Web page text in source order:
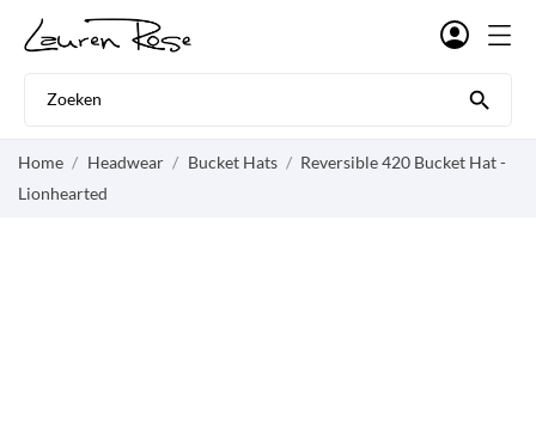

Home Headwear Bucket Hats
Reversible 420 Bucket Hat -
Lionhearted